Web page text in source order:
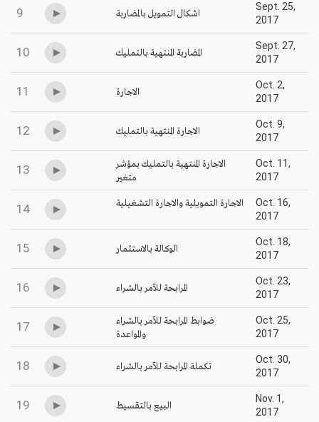
9
Sept. 25,
2017
10
Sept. 27,
2017
11
Oct. 2,
2017
12
Oct. 9,
2017
13
الاجارة المنتهية بالتمليك بمؤشر
Oct. 11,
2017
14 الاجارة التمويلية والاجارة التشغيلية
Oct. 16,
2017
15
Oct. 18,
2017
16
Oct. 23,
2017
17
ضوابط المرابحة للآمر بالشراء
Oct. 25,
2017
18
Oct. 30,
2017
19
Nov. 1,
2017